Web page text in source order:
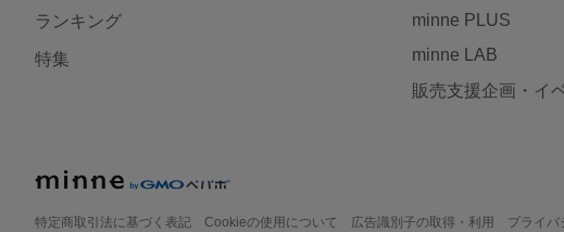
ランキング
特集
minne PLUS
minne LAB
販売支援企画・イ
特定商取引法に基づく表記 Cookieの使用について 広告識別子の取得・利用 プライバ